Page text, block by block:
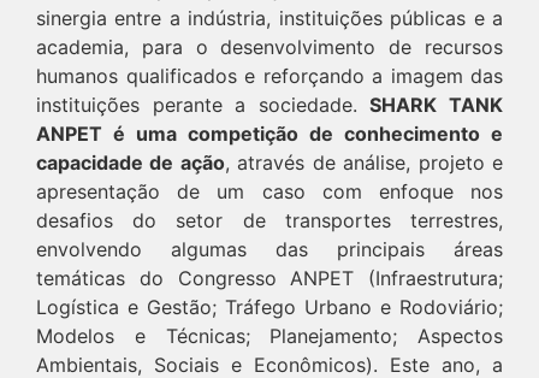
sinergia entre a indústria, instituições públicas e a
academia, para o desenvolvimento de recursos
humanos qualificados e reforçando a imagem das
instituições perante a sociedade.SHARK TANK
ANPET é uma competição de conhecimento e
capacidade de ação, através de análise, projeto e
apresentação de um caso com enfoque nos
desafios do setor de transportes terrestres,
envolvendo algumas das principais áreas
temáticas do Congresso ANPET (Infraestrutura;
Logística e Gestão; Tráfego Urbano e Rodoviário;
Modelos e Técnicas; Planejamento; Aspectos
Ambientais, Sociais e Econômicos). Este ano, a